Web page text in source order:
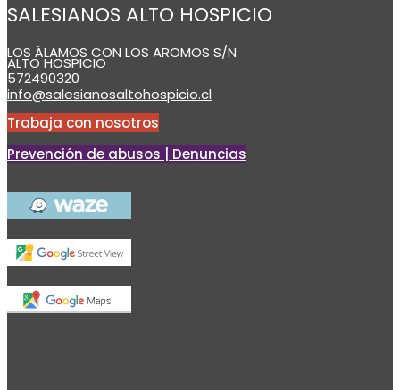
SALESIANOS ALTO HOSPICIO
LOS ÁLAMOS CON LOS AROMOS S/N
ALTO HOSPICIO
572490320
info@salesianosaltohospicio.cl
Trabaja con nosotros
Prevención de abusos | Denuncias